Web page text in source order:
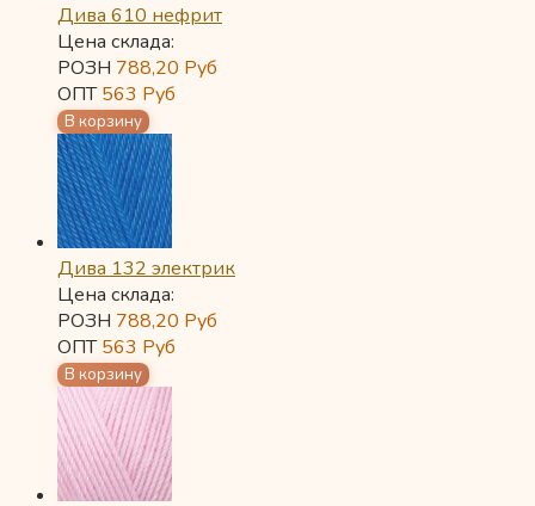
Дива 610 нефрит
Цена склада:
РОЗН 788,20 Руб
ОПТ563 Руб
Дива 132 электрик
Цена склада:
РОЗН 788,20 Руб
ОПТ563 Руб